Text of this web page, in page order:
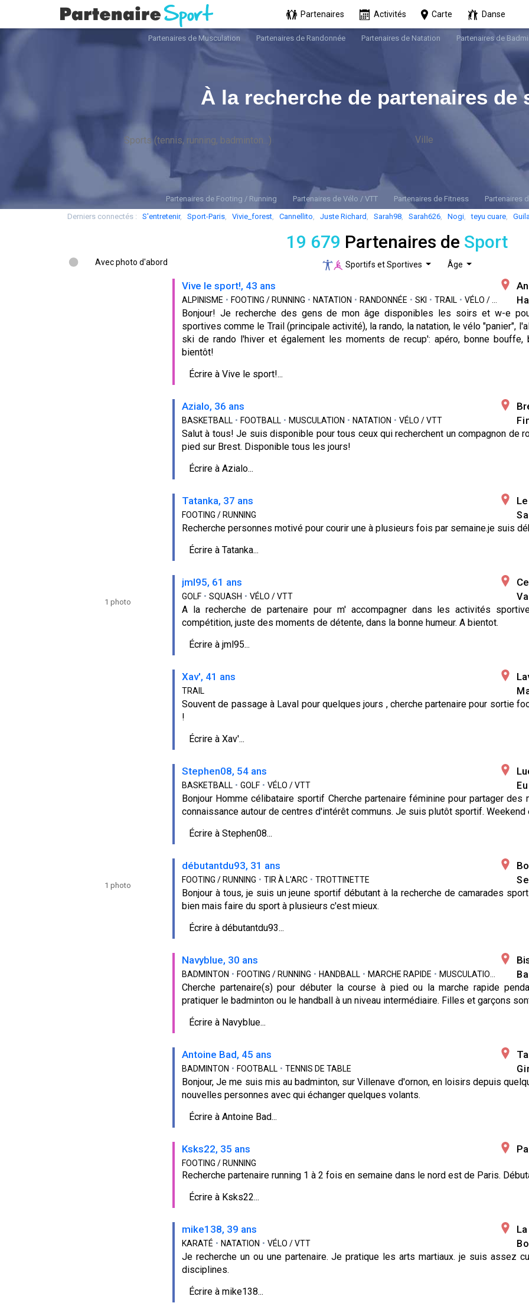
Partenaires Activités Carte Danse
Partenaires de Musculation Partenaires de Randonnée Partenaires de Natation Partenaires de
À la recherche de partenaires de
Partenaires de Footing / Running Partenaires de Vélo / VTT Partenaires de Fitness
Partenaires
Derniers connectés : S'entretenir, Sport-Paris, Vivie_forest, Cannellito, Juste Richard , Sarah98, Sarah626, Nogi,teyu cuare,
19 679 Partenaires de Sport
Avec photo d'abord Sportifs et Sportives Âge
Vive le sport!, 43 ans
ALPINISME • FOOTING / RUNNING • NATATION • RANDONNÉE • SKI • TRAIL • VÉLO / VTT
Bonjour! Je recherche des gens de mon âge disponibles les soirs et w-e
sportives comme le Trail (principale activité), la rando, la natation, le vélo "panier",
ski de rando l'hiver et également les moments de recup': apéro, bonne bouffe,
bientôt!
Écrire à Vive le sport!...
Azialo, 36 ans
BASKETBALL • FOOTBALL • MUSCULATION • NATATION • VÉLO / VTT
Salut à tous! Je suis disponible pour tous ceux qui recherchent un compagnon de
pied sur Brest. Disponible tous les jours!
Écrire à Azialo...
Tatanka, 37 ans
FOOTING / RUNNING
Recherche personnes motivé pour courir une à plusieurs fois par semaine.je suis
Écrire à Tatanka...
jml95, 61 ans
GOLF • SQUASH • VÉLO / VTT
1 photo
A la recherche de partenaire pour m' accompagner dans les activités
compétition, juste des moments de détente, dans la bonne humeur. A bientot.
Écrire à jml95...
Xav', 41 ans
TRAIL
Souvent de passage à Laval pour quelques jours , cherche partenaire pour sortie
!
Écrire à Xav'...
Stephen08, 54 ans
BASKETBALL • GOLF • VÉLO / VTT
Bonjour Homme célibataire sportif Cherche partenaire féminine pour partager
connaissance autour de centres d'intérêt communs. Je suis plutôt sportif. Weekend
Écrire à Stephen08...
débutantdu93, 31 ans
FOOTING / RUNNING • TIR À L'ARC • TROTTINETTE
1 photo
Bonjour à tous, je suis un jeune sportif débutant à la recherche de camarades
bien mais faire du sport à plusieurs c'est mieux.
Écrire à débutantdu93...
Navyblue, 30 ans
BADMINTON • FOOTING / RUNNING • HANDBALL • MARCHE RAPIDE • MUSCULATION
Cherche partenaire(s) pour débuter la course à pied ou la marche rapide
pratiquer le badminton ou le handball à un niveau intermédiaire. Filles et garçons
Écrire à Navyblue...
Antoine Bad, 45 ans
BADMINTON • FOOTBALL • TENNIS DE TABLE
Bonjour, Je me suis mis au badminton, sur Villenave d'ornon, en loisirs depuis
nouvelles personnes avec qui échanger quelques volants.
Écrire à Antoine Bad...
Ksks22, 35 ans
FOOTING / RUNNING
Recherche partenaire running 1 à 2 fois en semaine dans le nord est de Paris.
Écrire à Ksks22...
mike138, 39 ans
KARATÉ • NATATION • VÉLO / VTT
Je recherche un ou une partenaire. Je pratique les arts martiaux. je suis assez
disciplines.
Écrire à mike138...